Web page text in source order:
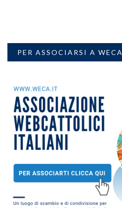
PER ASSOCIARSI A WECA